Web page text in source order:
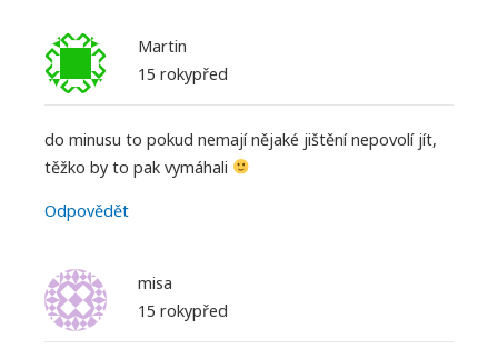
Martin
15 rokypřed
do minusu to pokud nemají nějaké jištění nepovolí jít,
těžko by to pak vymáhali
Odpovědět
misa
15 rokypřed